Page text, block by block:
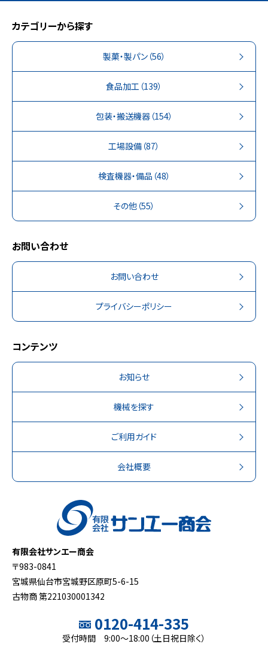
カテゴリーから探す
製菓・製パン（56）
食品加工 （139）
包装・搬送機器（154）
工場設備 （87）
検査機器・備品 （48）
その他 （55）
お問い合わせ
お問い合わせ
プライバシーポリシー
コンテンツ
お知らせ
機械を探す
ご利用ガイド
会社概要
有限会社サンエー商会
〒983-0841
宮城県仙台市宮城野区原町5-6-15
古物商 第221030001342
0120-414-335
受付時間 9:00～18:00（土日祝日除く）